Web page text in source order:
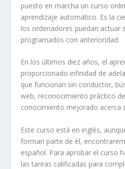
puesto en marcha un curso
aprendizaje automático. Es la
los ordenadores puedan actuar
programados con anterioridad.
En los últimos diez años, el
proporcionado infinidad de
que funcionan sin conductor,
web, reconocimiento práctico
conocimiento mejorado acerca
Este curso está en inglés,
forman parte de él,
español. Para aprobar el curso
las tareas calificadas para